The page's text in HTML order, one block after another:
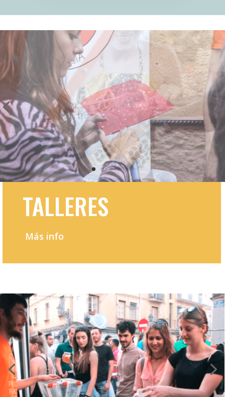
TALLERES
Más info